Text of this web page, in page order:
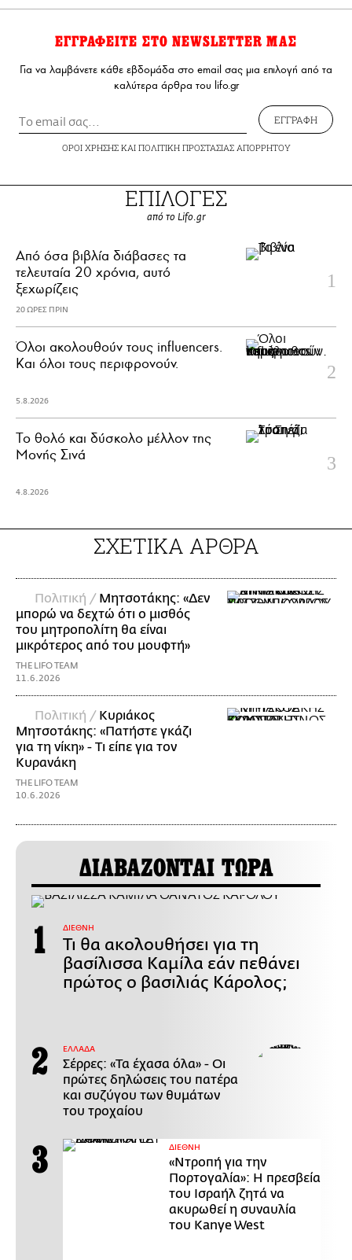
ΕΓΓΡΑΦΕΙΤΕ ΣΤΟ NEWSLETTER ΜΑΣ
Για να λαμβάνετε κάθε εβδομάδα στο email σας μια επιλογή από τα
καλύτερα άρθρα του lifo.gr
ΕΓΓΡΑΦΗ
ΟΡΟΙ ΧΡΗΣΗΣΚΑΙ ΠΟΛΙΤΙΚΗ ΠΡΟΣΤΑΣΙΑΣ ΑΠΟΡΡΗΤΟΥ
ΕΠΙΛΟΓΕΣ
από το Lifo.gr
Από όσα βιβλία διάβασες τα
τελευταία 20 χρόνια, αυτό
ξεχωρίζεις
20 ΩΡΕΣ ΠΡΙΝ
Όλοι ακολουθούν τους influencers.
Και όλοι τους περιφρονούν.
5.8.2026
Το θολό και δύσκολο μέλλον της
Μονής Σινά
4.8.2026
ΣΧΕΤΙΚΑ ΑΡΘΡΑ
Πολιτική / Μητσοτάκης: «Δεν
μπορώ να δεχτώ ότι ο μισθός
του μητροπολίτη θα είναι
μικρότερος από του μουφτή»
THE LIFO TEAM
11.6.2026
Πολιτική / Κυριάκος
Μητσοτάκης: «Πατήστε γκάζι
για τη νίκη» - Τι είπε για τον
Κυρανάκη
THE LIFO TEAM
10.6.2026
ΔΙΑΒΑΖΟΝΤΑΙ ΤΩΡΑ
ΔΙΕΘΝΗ
Τι θα ακολουθήσει για τη
βασίλισσα Καμίλα εάν πεθάνει
πρώτος ο βασιλιάς Κάρολος;
ΕΛΛΑΔΑ
Σέρρες: «Τα έχασα όλα» - Οι
πρώτες δηλώσεις του πατέρα
και συζύγου των θυμάτων
του τροχαίου
ΔΙΕΘΝΗ
«Ντροπή για την
Πορτογαλία»: Η πρεσβεία
του Ισραήλ ζητά να
ακυρωθεί η συναυλία
του Kanye West